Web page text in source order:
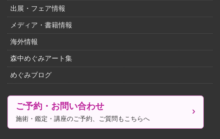
出展・フェア情報
メディア・書籍情報
海外情報
森中めぐみアート集
めぐみブログ
ご予約・お問い合わせ
施術・鑑定・講座のご予約、ご質問もこちらへ